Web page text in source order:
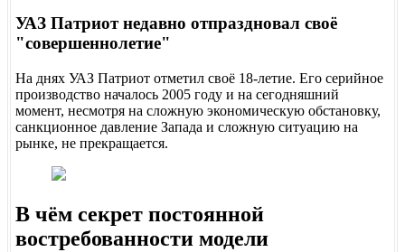
УАЗ Патриот недавно отпраздновал своё
"совершеннолетие"
На днях УАЗ Патриот отметил своё 18-летие. Его серийное
производство началось 2005 году и на сегодняшний
момент, несмотря на сложную экономическую обстановку,
санкционное давление Запада и сложную ситуацию на
рынке, не прекращается.
В чём секрет постоянной
востребованности модели